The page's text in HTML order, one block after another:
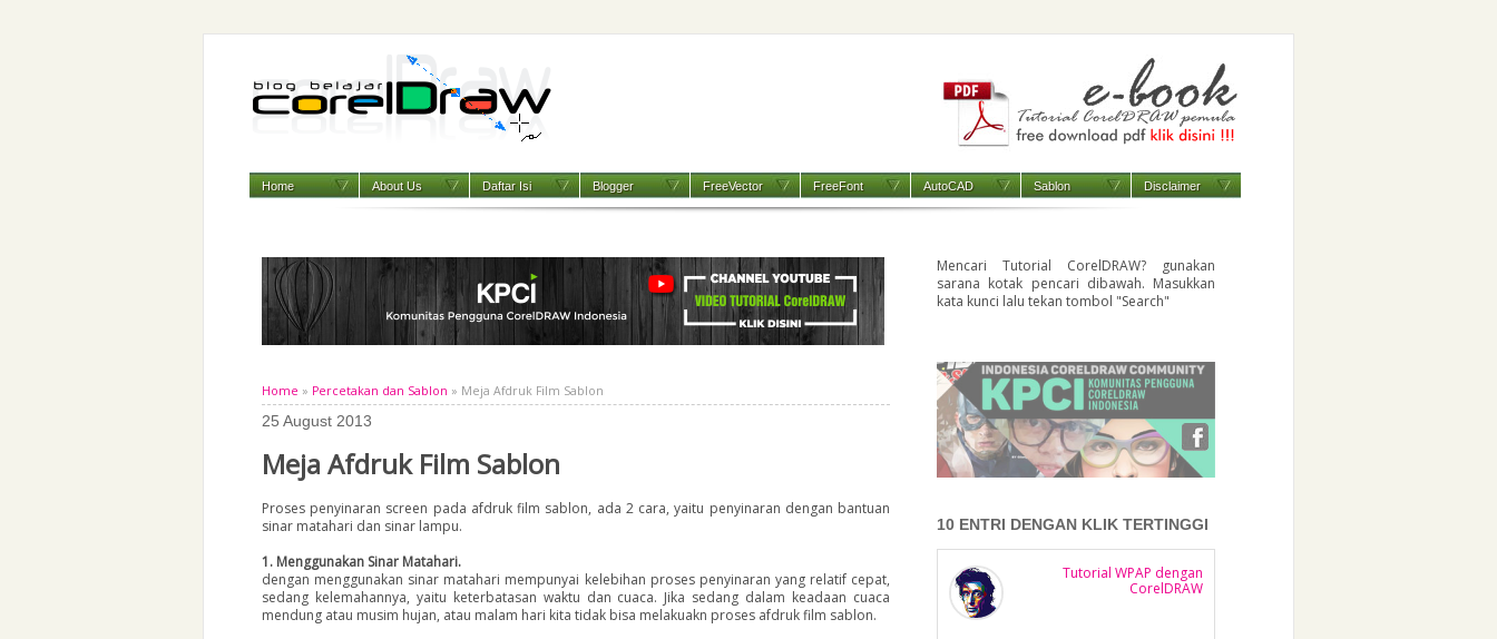
Home About Us Daftar Isi Blogger FreeVector FreeFont AutoCAD Sablon Disclaimer
Home » Percetakan dan Sablon » Meja Afdruk Film Sablon
25 August 2013
Meja Afdruk Film Sablon
Proses penyinaran screen pada afdruk film sablon, ada 2 cara, yaitu penyinaran dengan bantuan
sinar matahari dan sinar lampu.
1. Menggunakan Sinar Matahari.
dengan menggunakan sinar matahari mempunyai kelebihan proses penyinaran yang relatif cepat,
sedang kelemahannya, yaitu keterbatasan waktu dan cuaca. Jika sedang dalam keadaan cuaca
mendung atau musim hujan, atau malam hari kita tidak bisa melakuakn proses afdruk film sablon.
Mencari Tutorial CorelDRAW? gunakan
sarana kotak pencari dibawah. Masukkan
kata kunci lalu tekan tombol "Search"
10 ENTRI DENGAN KLIK TERTINGGI
Tutorial WPAP dengan
CorelDRAW